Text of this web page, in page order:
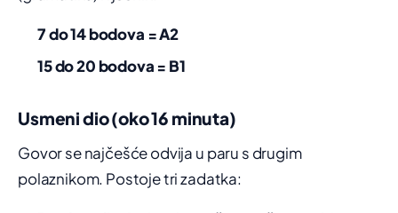
7 do 14 bodova = A2
15 do 20 bodova = B1
Usmeni dio (oko 16 minuta)
Govor se najčešće odvija u paru s drugim
polaznikom. Postoje tri zadatka: